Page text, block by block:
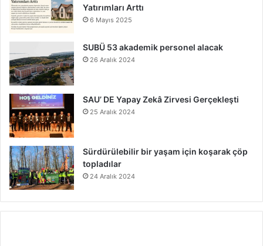
Yatırımları Arttı
6 Mayıs 2025
SUBÜ 53 akademik personel alacak
26 Aralık 2024
SAU’ DE Yapay Zekâ Zirvesi Gerçekleşti
25 Aralık 2024
Sürdürülebilir bir yaşam için koşarak çöp
topladılar
24 Aralık 2024